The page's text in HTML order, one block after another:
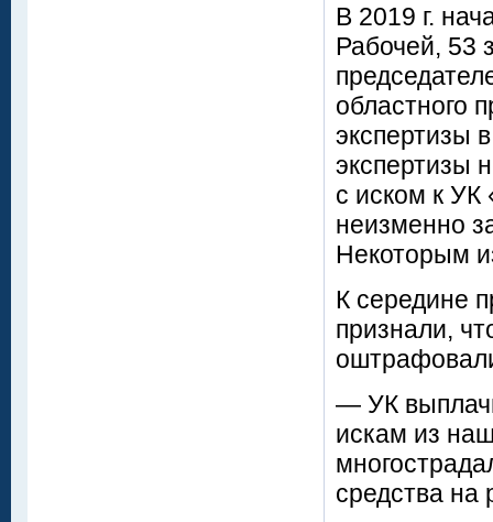
В 2019 г.
Рабочей, 53
областного
экспертизы
экспертизы
с иском к
неизменно
Некоторым
К середине
признали,
— УК
искам из
средства